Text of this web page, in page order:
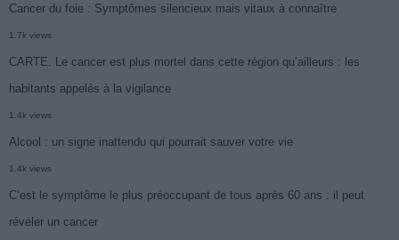
Cancer du foie : Symptômes silencieux mais vitaux à connaître
1.7k views
CARTE. Le cancer est plus mortel dans cette région qu’ailleurs : les
habitants appelés à la vigilance
1.4k views
Alcool : un signe inattendu qui pourrait sauver votre vie
1.4k views
C’est le symptôme le plus préoccupant de tous après 60 ans : il peut
révéler un cancer